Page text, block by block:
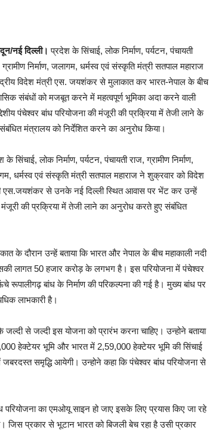
नई दिल्ली। प्रदेश के सिंचाई, लोक निर्माण, पर्यटन, पंचायती
निर्माण, जलागम, धर्मस्व एवं संस्कृति मंत्री सतपाल महाराज
विदेश मंत्री एस. जयशंकर से मुलाकात कर भारत-नेपाल के बीच
संबंधों को मजबूत करने में महत्वपूर्ण भूमिका अदा करने वाली
पंचेश्वर बांध परियोजना की मंजूरी की प्रक्रिया में तेजी लाने के
मंत्रालय को निर्देशित करने का अनुरोध किया।
के सिंचाई, लोक निर्माण, पर्यटन, पंचायती राज, ग्रामीण निर्माण,
धर्मस्व एवं संस्कृति मंत्री सतपाल महाराज ने शुक्रवार को विदेश
एस.जयशंकर से उनके नई दिल्ली स्थित आवास पर भेंट कर उन्हें
मंजूरी की प्रक्रिया में तेजी लाने का अनुरोध करते हुए संबंधित
के दौरान उन्हें बताया कि भारत और नेपाल के बीच महाकाली नदी
लागत 50 हजार करोड़ के लगभग है। इस परियोजना में पंचेश्वर
बांध के निर्माण की परिकल्पना की गई है। मुख्य बांध पर
लाभकारी है।
जल्दी से जल्दी इस योजना को प्रारंभ करना चाहिए। उन्होने बताया
हेक्टेयर भूमि और भारत में 2,59,000 हेक्टेयर भूमि की सिंचाई
जबरदस्त समृद्धि आयेगी। उन्होने कहा कि पंचेश्वर बांध परियोजना से
का एमओयू साइन हो जाए इसके लिए प्रयास किए जा रहे
जिस प्रकार से भूटान भारत को बिजली बेच रहा है उसी प्रकार